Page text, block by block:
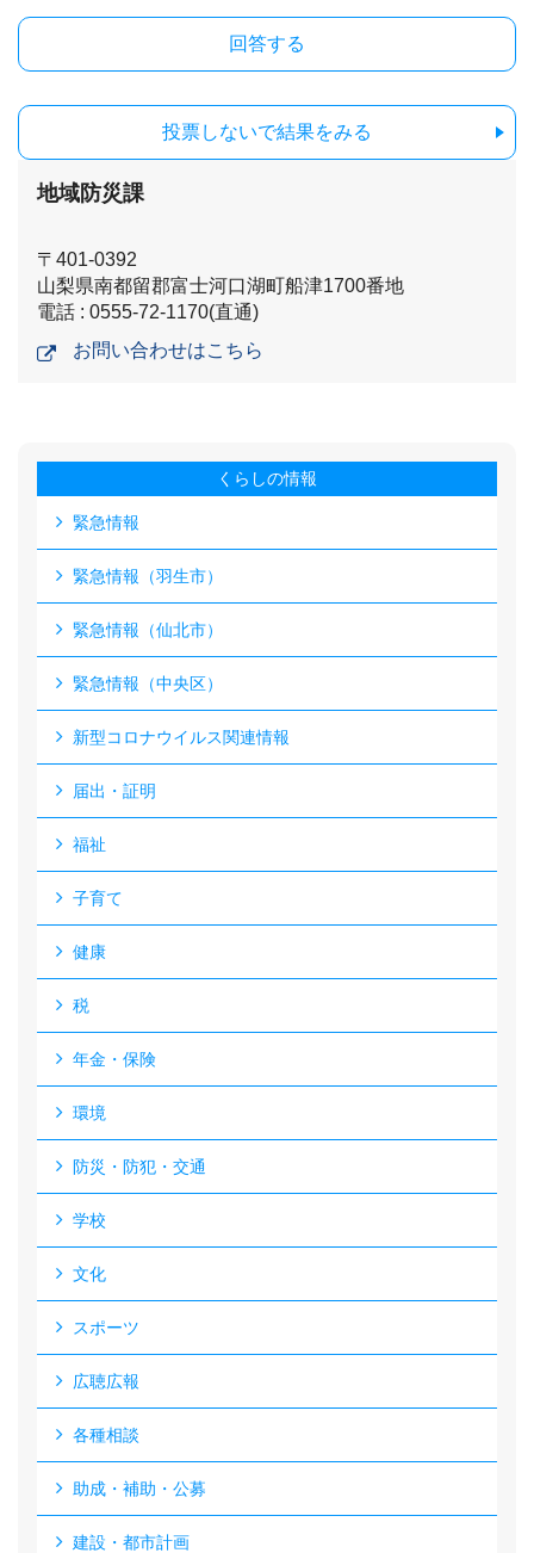
投票しないで結果をみる
地域防災課
〒401-0392
山梨県南都留郡富士河口湖町船津1700番地
電話 : 0555-72-1170(直通)
お問い合わせはこちら
くらしの情報
緊急情報
緊急情報（羽生市）
緊急情報（仙北市）
緊急情報（中央区）
新型コロナウイルス関連情報
届出・証明
福祉
子育て
健康
税
年金・保険
環境
防災・防犯・交通
学校
文化
スポーツ
広聴広報
各種相談
助成・補助・公募
建設・都市計画